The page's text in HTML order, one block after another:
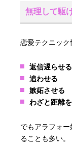
無理して駆
恋愛テクニック
返信遅らせる
追わせる
嫉妬させる
わざと距離
でもアラフォ
ることも多い。